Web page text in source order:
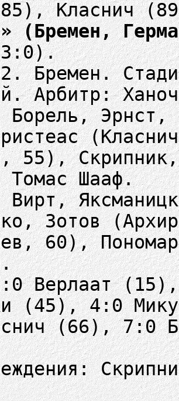
(Бремен,
Бремен.
Арбитр:
Борель, Эрнст,
55),
Томас Шааф.
Вирт,
Зотов
60),
Верлаат
(45), 4:0
(66), 7:0